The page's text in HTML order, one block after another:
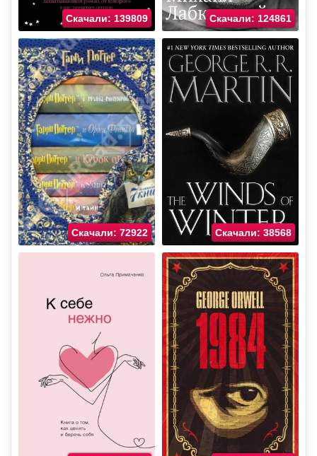
Скачали: 139809 Скачали: 124861
Скачали: 72922 Скачали: 38568